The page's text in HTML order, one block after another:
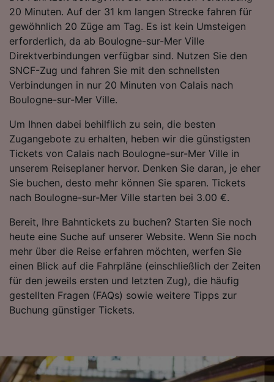
20 Minuten. Auf der 31 km langen Strecke fahren für
gewöhnlich 20 Züge am Tag. Es ist kein Umsteigen
erforderlich, da ab Boulogne-sur-Mer Ville
Direktverbindungen verfügbar sind. Nutzen Sie den
SNCF-Zug und fahren Sie mit den schnellsten
Verbindungen in nur 20 Minuten von Calais nach
Boulogne-sur-Mer Ville.
Um Ihnen dabei behilflich zu sein, die besten
Zugangebote zu erhalten, heben wir die günstigsten
Tickets von Calais nach Boulogne-sur-Mer Ville in
unserem Reiseplaner hervor. Denken Sie daran, je eher
Sie buchen, desto mehr können Sie sparen. Tickets
nach Boulogne-sur-Mer Ville starten bei 3.00 €.
Bereit, Ihre Bahntickets zu buchen? Starten Sie noch
heute eine Suche auf unserer Website. Wenn Sie noch
mehr über die Reise erfahren möchten, werfen Sie
einen Blick auf die Fahrpläne (einschließlich der Zeiten
für den jeweils ersten und letzten Zug), die häufig
gestellten Fragen (FAQs) sowie weitere Tipps zur
Buchung günstiger Tickets.
Folgendes bereitzustellen:
Verwendung genauer Standortdaten.
Endgeräteeigenschaften zur Identifikation
aktiv abfragen. Speichern von oder Zugriff auf
Informationen auf einem Endgerät.
Personalisierte Werbung und Inhalte, Messung
von Werbeleistung und der Performance von
Inhalten, Zielgruppenforschung sowie
Angeboten.
Liste der Partner (Lieferanten)